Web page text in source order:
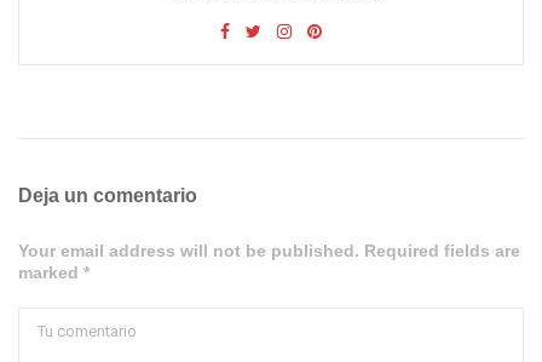
Deja un comentario
Your email address will not be published. Required fields are
marked *